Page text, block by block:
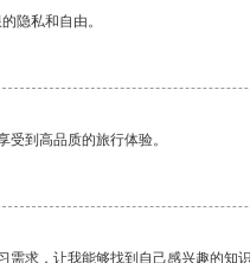
隐私和自由。
到高品质的旅行体验。
求，让我能够找到自己感兴趣的知识